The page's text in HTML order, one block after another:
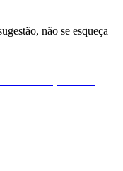
não se esqueça